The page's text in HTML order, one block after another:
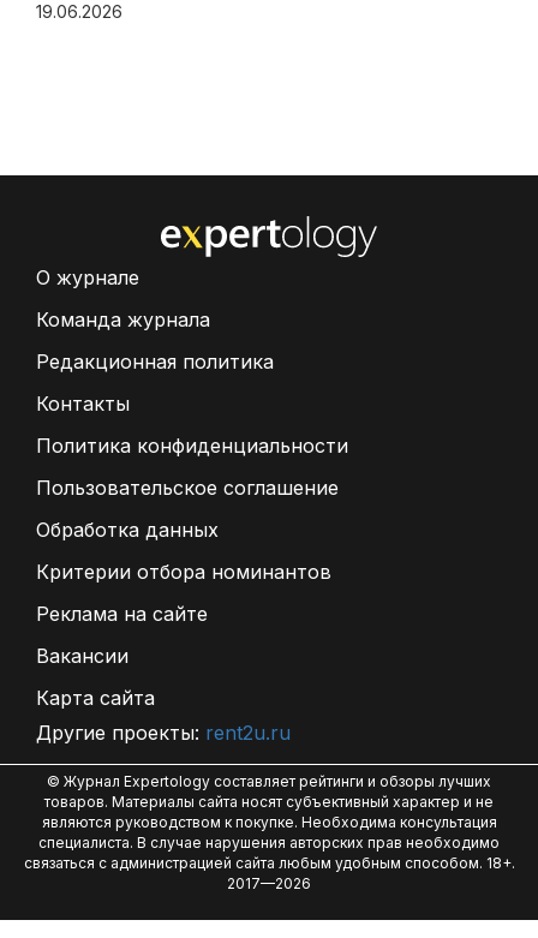
19.06.2026
О журнале
Команда журнала
Редакционная политика
Контакты
Политика конфиденциальности
Пользовательское соглашение
Обработка данных
Критерии отбора номинантов
Реклама на сайте
Вакансии
Карта сайта
Другие проекты: rent2u.ru
© Журнал Expertology составляет рейтинги и обзоры лучших
товаров. Материалы сайта носят субъективный характер и не
являются руководством к покупке. Необходима консультация
специалиста. В случае нарушения авторских прав необходимо
связаться с администрацией сайта любым удобным способом. 18+.
2017—2026